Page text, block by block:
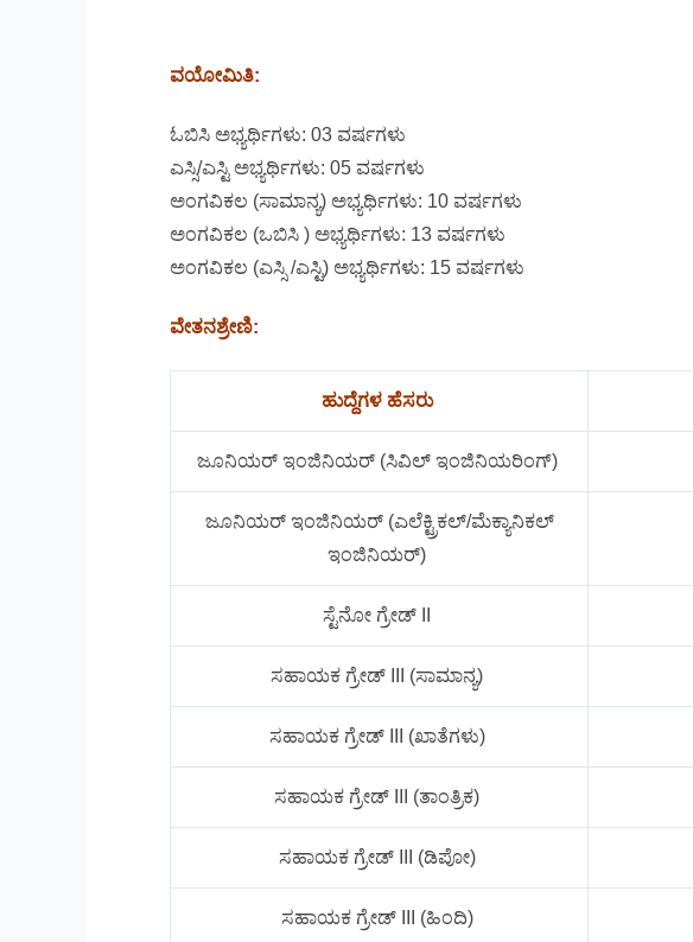
ವಯೋಮಿತಿ:
ಓಬಿಸಿ ಅಭ್ಯರ್ಥಿಗಳು: 03 ವರ್ಷಗಳು
ಎಸ್ಸಿ/ಎಸ್ಟಿ ಅಭ್ಯರ್ಥಿಗಳು: 05 ವರ್ಷಗಳು
ಅಂಗವಿಕಲ (ಸಾಮಾನ್ಯ) ಅಭ್ಯರ್ಥಿಗಳು: 10 ವರ್ಷಗಳು
ಅಂಗವಿಕಲ (ಒಬಿಸಿ ) ಅಭ್ಯರ್ಥಿಗಳು: 13 ವರ್ಷಗಳು
ಅಂಗವಿಕಲ (ಎಸ್ಸಿ /ಎಸ್ಟಿ) ಅಭ್ಯರ್ಥಿಗಳು: 15 ವರ್ಷಗಳು
ವೇತನಶ್ರೇಣಿ:
ಹುದ್ದೆಗಳ ಹೆಸರು
ಜೂನಿಯರ್ ಇಂಜಿನಿಯರ್ (ಸಿವಿಲ್ ಇಂಜಿನಿಯರಿಂಗ್)
ಜೂನಿಯರ್ ಇಂಜಿನಿಯರ್ (ಎಲೆಕ್ಟ್ರಿಕಲ್/ಮೆಕ್ಯಾನಿಕಲ್
ಇಂಜಿನಿಯರ್)
ಸ್ಟೆನೋ ಗ್ರೇಡ್ II
ಸಹಾಯಕ ಗ್ರೇಡ್ III (ಸಾಮಾನ್ಯ)
ಸಹಾಯಕ ಗ್ರೇಡ್ III (ಖಾತೆಗಳು)
ಸಹಾಯಕ ಗ್ರೇಡ್ III (ತಾಂತ್ರಿಕ)
ಸಹಾಯಕ ಗ್ರೇಡ್ III (ಡಿಪೋ)
ಸಹಾಯಕ ಗ್ರೇಡ್ III (ಹಿಂದಿ)